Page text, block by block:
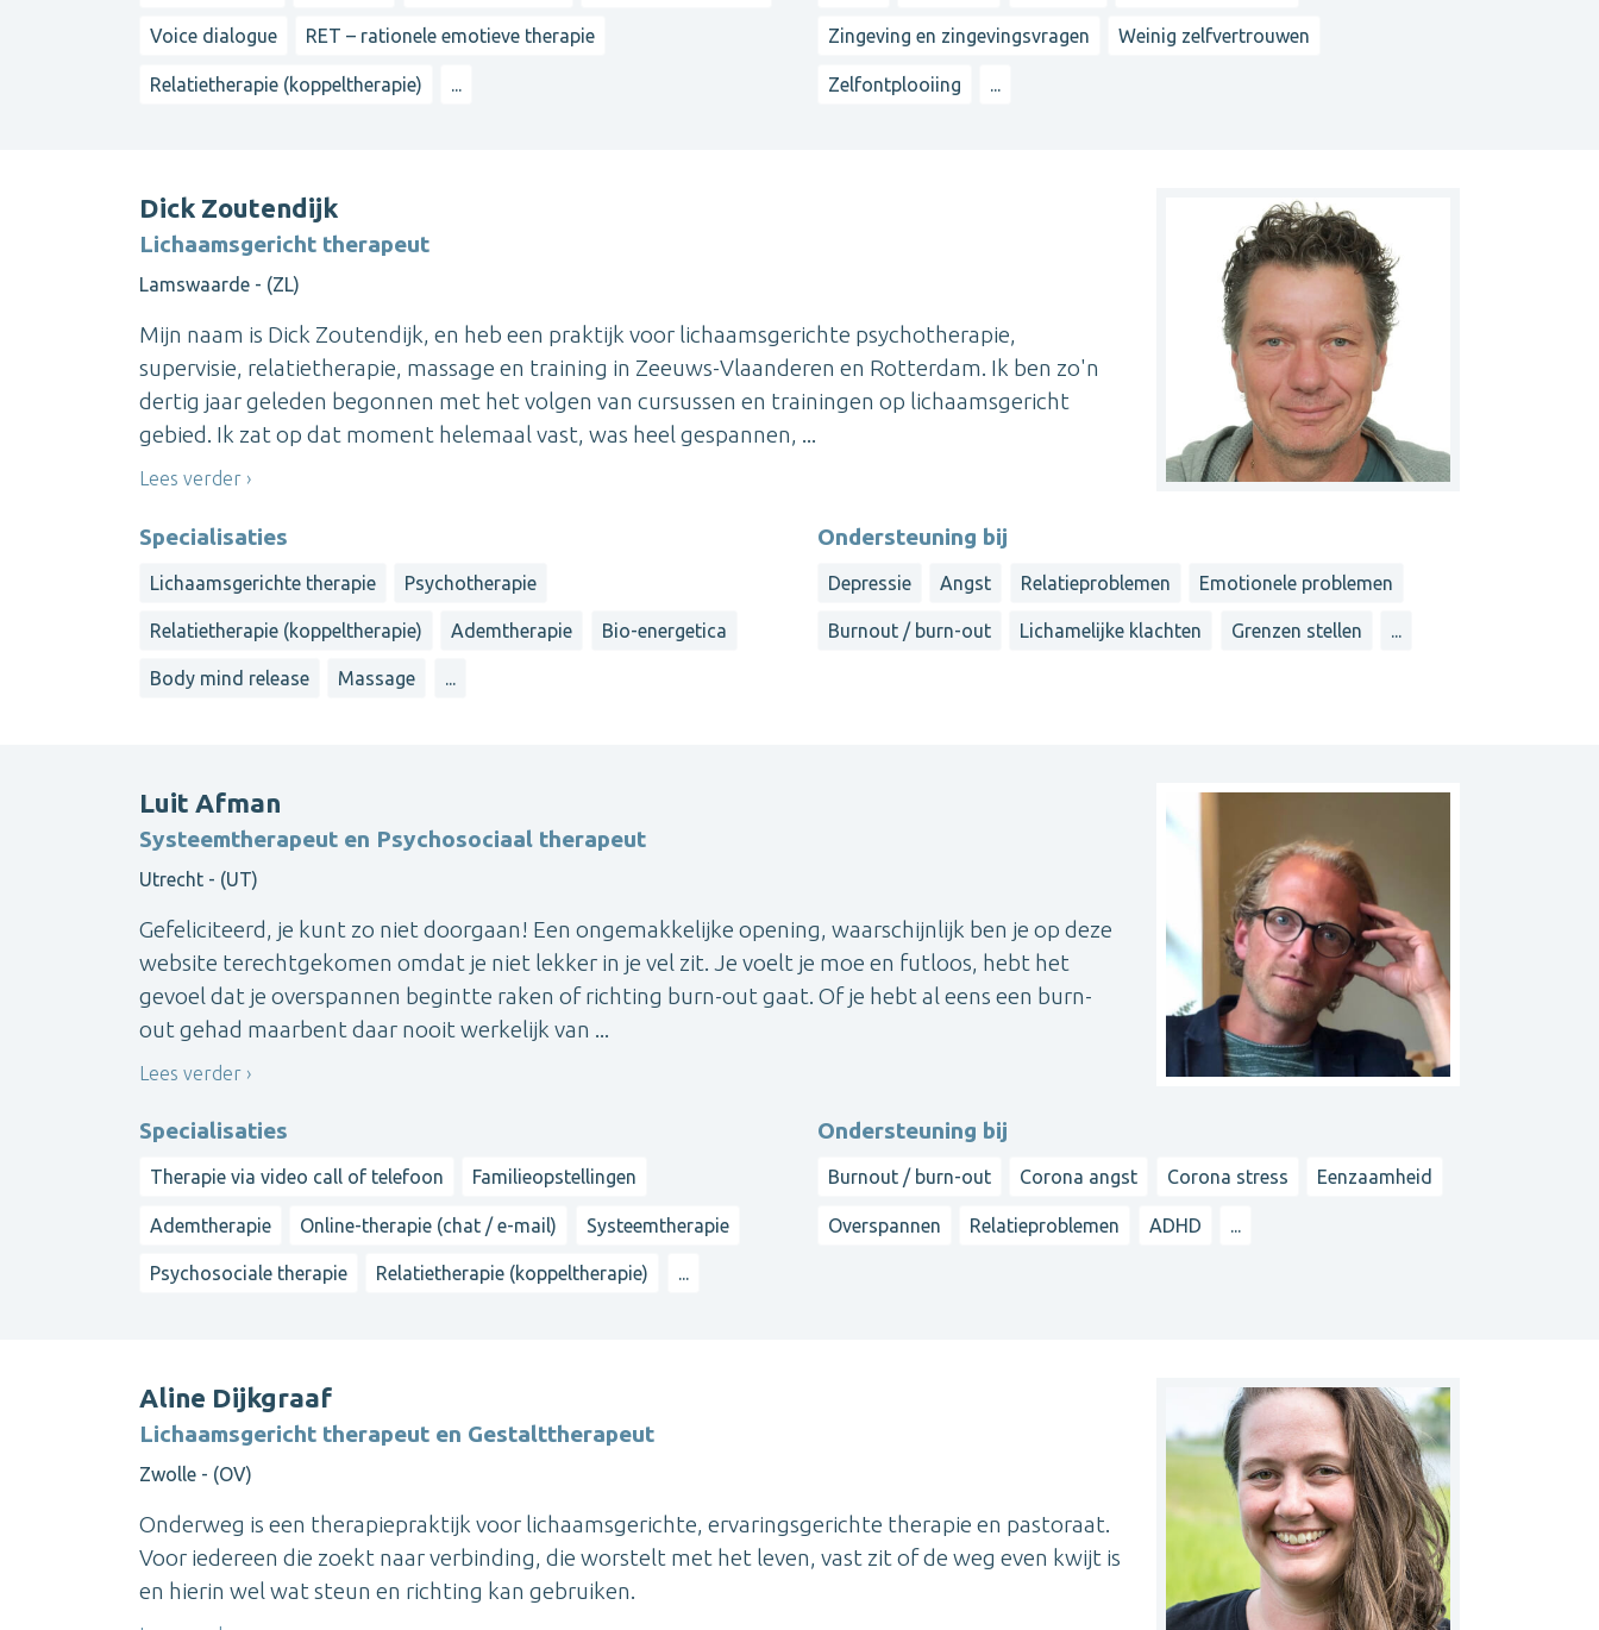
Voice dialogue RET – rationele emotieve therapie
Relatietherapie (koppeltherapie) ...
Zingeving en zingevingsvragen Weinig zelfvertrouwen
Zelfontplooiing ...
Dick Zoutendijk
Lichaamsgericht therapeut
Lamswaarde - (ZL)
Mijn naam is Dick Zoutendijk, en heb een praktijk voor lichaamsgerichte psychotherapie,
supervisie, relatietherapie, massage en training in Zeeuws-Vlaanderen en Rotterdam. Ik ben zo'n
dertig jaar geleden begonnen met het volgen van cursussen en trainingen op lichaamsgericht
gebied. Ik zat op dat moment helemaal vast, was heel gespannen, ...
Lees verder
Specialisaties
Lichaamsgerichte therapie Psychotherapie
Relatietherapie (koppeltherapie) Ademtherapie Bio-energetica
Body mind release Massage ...
Ondersteuning bij
Depressie Angst Relatieproblemen Emotionele problemen
Burnout / burn-out Lichamelijke klachten Grenzen stellen ...
Luit Afman
Systeemtherapeut en Psychosociaal therapeut
Utrecht - (UT)
Gefeliciteerd, je kunt zo niet doorgaan! Een ongemakkelijke opening, waarschijnlijk ben je op deze
website terechtgekomen omdat je niet lekker in je vel zit. Je voelt je moe en futloos, hebt het
gevoel dat je overspannen begintte raken of richting burn-out gaat. Of je hebt al eens een burn-
out gehad maarbent daar nooit werkelijk van ...
Lees verder
Specialisaties
Therapie via video call of telefoon Familieopstellingen
Ademtherapie Online-therapie (chat / e-mail) Systeemtherapie
Psychosociale therapie Relatietherapie (koppeltherapie) ...
Ondersteuning bij
Burnout / burn-out Corona angst Corona stress Eenzaamheid
Overspannen Relatieproblemen ADHD ...
Aline Dijkgraaf
Lichaamsgericht therapeut en Gestalttherapeut
Zwolle - (OV)
Onderweg is een therapiepraktijk voor lichaamsgerichte, ervaringsgerichte therapie en pastoraat.
Voor iedereen die zoekt naar verbinding, die worstelt met het leven, vast zit of de weg even kwijt is
en hierin wel wat steun en richting kan gebruiken.